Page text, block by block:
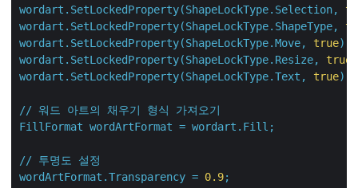
wordart.SetLockedProperty(ShapeLockType.Selection,
wordart.SetLockedProperty(ShapeLockType.ShapeType,
wordart.SetLockedProperty(ShapeLockType.Move,
true);
wordart.SetLockedProperty(ShapeLockType.Resize,
true
wordart.SetLockedProperty(ShapeLockType.Text,
true);
// 워드 아트의 채우기 형식
가져오기
FillFormat wordArtFormat = wordart.Fill;
// 투명도
설정
wordArtFormat.Transparency = 0.9;